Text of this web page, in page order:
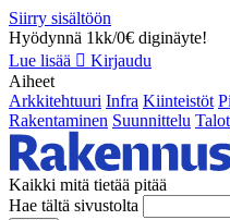
Siirry sisältöön
Hyödynnä 1kk/0€ diginäyte!
Lue lisää
Kirjaudu
Aiheet
Arkkitehtuuri Infra Kiinteistöt
Rakentaminen Suunnittelu
Kaikki mitä tietää pitää
Hae tältä sivustolta